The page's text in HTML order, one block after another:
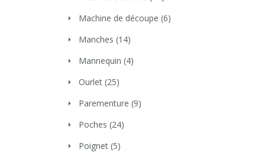
Machine de découpe (6)
Manches (14)
Mannequin (4)
Ourlet (25)
Parementure (9)
Poches (24)
Poignet (5)